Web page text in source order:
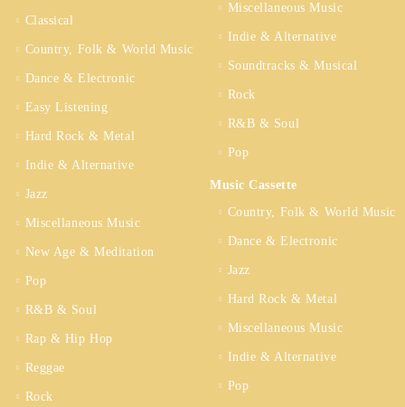
Classical
Country, Folk & World Music
Dance & Electronic
Easy Listening
Hard Rock & Metal
Indie & Alternative
Jazz
Miscellaneous Music
New Age & Meditation
Pop
R&B & Soul
Rap & Hip Hop
Reggae
Rock
Miscellaneous Music
Indie & Alternative
Soundtracks & Musical
Rock
R&B & Soul
Pop
Music Cassette
Country, Folk & World Music
Dance & Electronic
Jazz
Hard Rock & Metal
Miscellaneous Music
Indie & Alternative
Pop